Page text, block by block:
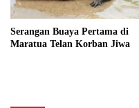
Serangan Buaya Pertama di
Maratua Telan Korban Jiwa